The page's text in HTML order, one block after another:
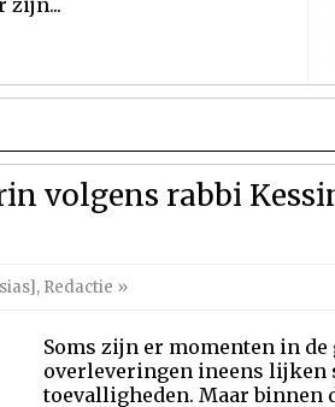
zijn...
volgens rabbi
, Redactie »
Soms zijn er momenten in
overleveringen ineens lijken
toevalligheden. Maar binnen